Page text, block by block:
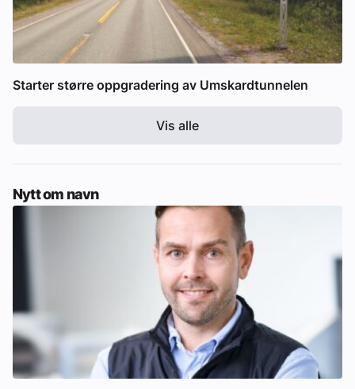
Starter større oppgradering av Umskardtunnelen
Vis alle
Nytt om navn